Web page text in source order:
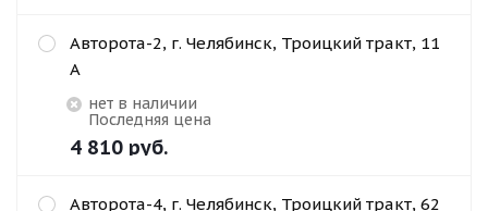
Авторота-2, г. Челябинск, Троицкий тракт, 11
А
Нет в наличии
Последняя цена
4 810 руб.
Авторота-4, г. Челябинск, Троицкий тракт, 62